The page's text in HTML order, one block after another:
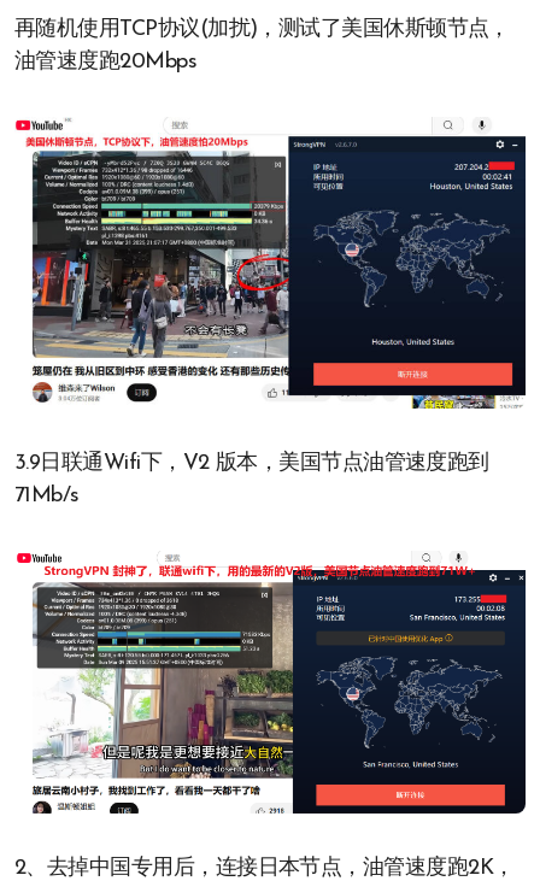
再随机使用TCP协议(加扰)，测试了美国休斯顿节点，
油管速度跑20Mbps
3.9日联通Wifi下，V2 版本，美国节点油管速度跑到
71Mb/s
2、去掉中国专用后，连接日本节点，油管速度跑2K，